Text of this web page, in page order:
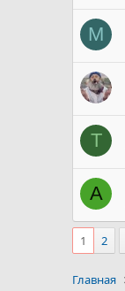
M
T
A
1 2
Главная